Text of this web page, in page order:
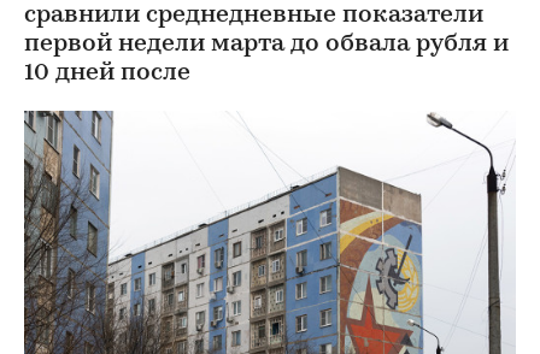
сравнили среднедневные показатели
первой недели марта до обвала рубля и
10 дней после